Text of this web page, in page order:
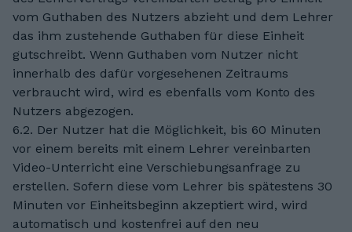
vom Guthaben des Nutzers abzieht und dem Lehrer
das ihm zustehende Guthaben für diese Einheit
gutschreibt. Wenn Guthaben vom Nutzer nicht
innerhalb des dafür vorgesehenen Zeitraums
verbraucht wird, wird es ebenfalls vom Konto des
Nutzers abgezogen.
6.2. Der Nutzer hat die Möglichkeit, bis 60 Minuten
vor einem bereits mit einem Lehrer vereinbarten
Video-Unterricht eine Verschiebungsanfrage zu
erstellen. Sofern diese vom Lehrer bis spätestens 30
Minuten vor Einheitsbeginn akzeptiert wird, wird
automatisch und kostenfrei auf den neu